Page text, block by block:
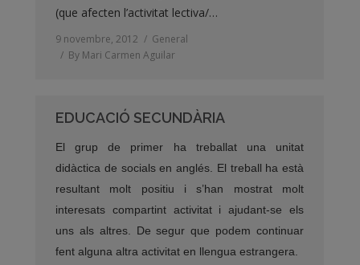
(que afecten l’activitat lectiva/…
9 novembre, 2012
General
By Mari Carmen Aguilar
EDUCACIÓ SECUNDÀRIA
El grup de primer ha treballat una unitat
didàctica de socials en anglés. El treball ha està
resultant molt positiu i s’han mostrat molt
interesats compartint activitat i ajudant-se els
uns als altres. De segur que podem continuar
fent alguna altra activitat en llengua estrangera.